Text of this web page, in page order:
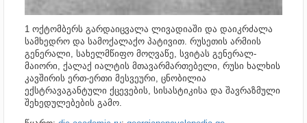
1 ოქტომბერს გარდაიცვალა ლივადიაში და დაიკრძალა
სამხედრო და სამოქალაქო პატივით. რუსეთის არმიის
გენერალი, სახელმწიფო მოღვაწე, სვიტას გენერალ-
მაიორი, ქალაქ იალტის მთავარმართებელი, რუსი ხალხის
კავშირის ერთ-ერთი მესვეური, ცნობილია
ექსტრავაგანტული ქცევების, სისასტიკისა და შავრაზმული
შეხედულებების გამო.